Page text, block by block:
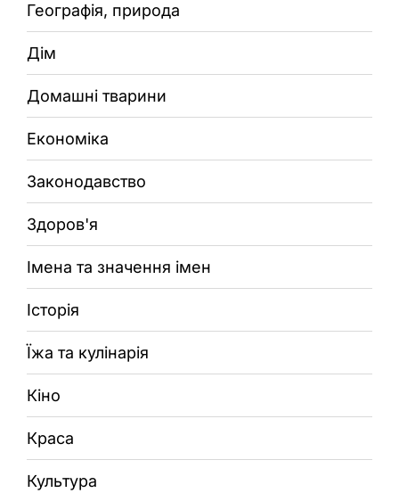
Географія, природа
Дім
Домашні тварини
Економіка
Законодавство
Здоров'я
Імена та значення імен
Історія
Їжа та кулінарія
Кіно
Краса
Культура